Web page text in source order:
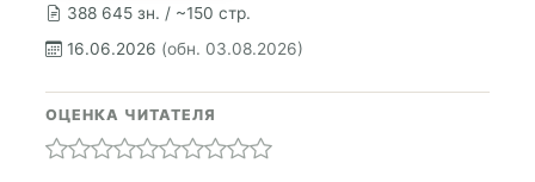
388 645 зн. / ~150 стр.
16.06.2026 (обн. 03.08.2026)
ОЦЕНКА ЧИТАТЕЛЯ